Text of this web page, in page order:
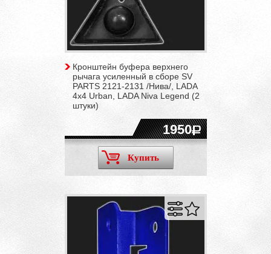
Кронштейн буфера верхнего
рычага усиленный в сборе SV
PARTS 2121-2131 /Нива/, LADA
4x4 Urban, LADA Niva Legend (2
штуки)
1950
Купить